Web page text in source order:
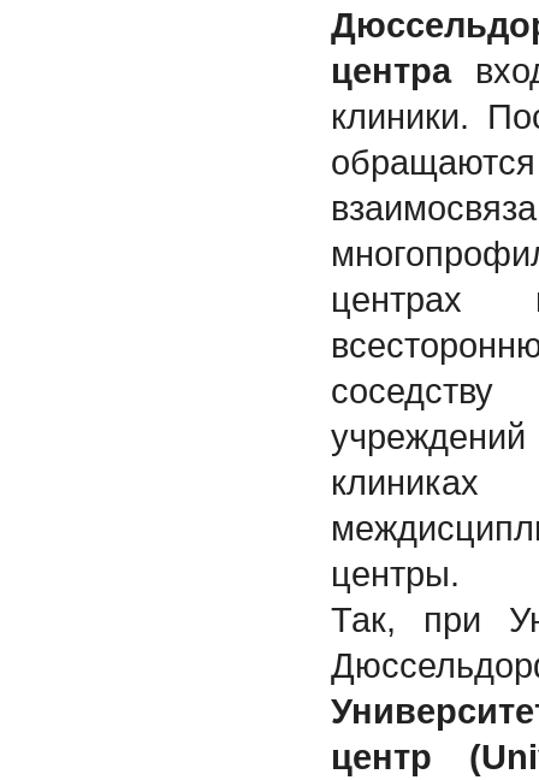
центра
клиники.
центрах
центры.
Так, при
центр (